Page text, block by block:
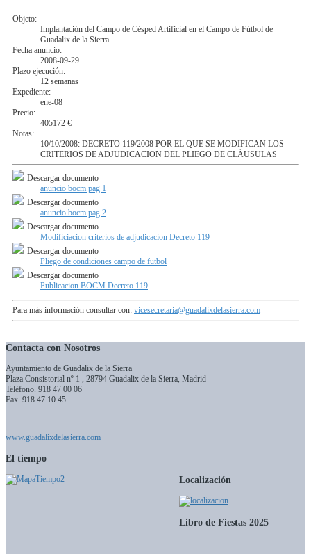
Objeto:
Implantación del Campo de Césped Artificial en el Campo de Fútbol de
Guadalix de la Sierra
Fecha anuncio:
2008-09-29
Plazo ejecución:
12 semanas
Expediente:
ene-08
Precio:
405172 €
Notas:
10/10/2008: DECRETO 119/2008 POR EL QUE SE MODIFICAN LOS
CRITERIOS DE ADJUDICACION DEL PLIEGO DE CLÁUSULAS
Descargar documento
anuncio bocm pag 1
Descargar documento
anuncio bocm pag 2
Descargar documento
Modificiacion criterios de adjudicacion Decreto 119
Descargar documento
Pliego de condiciones campo de futbol
Descargar documento
Publicacion BOCM Decreto 119
Para más información consultar con: vicesecretaria@guadalixdelasierra.com
Contacta con Nosotros
Ayuntamiento de Guadalix de la Sierra
Plaza Consistorial nº 1 , 28794 Guadalix de la Sierra, Madrid
Teléfono. 918 47 00 06
Fax. 918 47 10 45
www.guadalixdelasierra.com
El tiempo
Localización
Libro de Fiestas 2025